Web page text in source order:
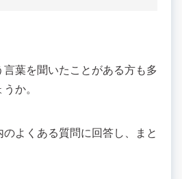
数が減る
疑問を解消できる
順
なう
言葉を聞いたことがある方も多
か。
よくある質問に回答し、まと